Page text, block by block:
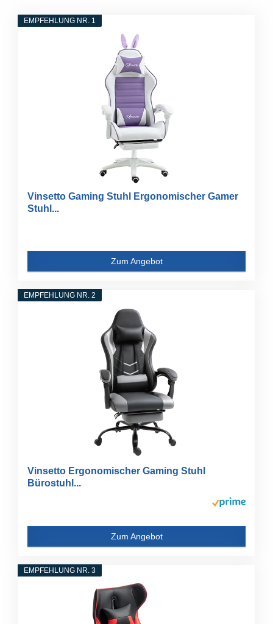
EMPFEHLUNG NR. 1
Vinsetto Gaming Stuhl Ergonomischer Gamer
Stuhl...
Zum Angebot
EMPFEHLUNG NR. 2
Vinsetto Ergonomischer Gaming Stuhl
Bürostuhl...
Zum Angebot
EMPFEHLUNG NR. 3